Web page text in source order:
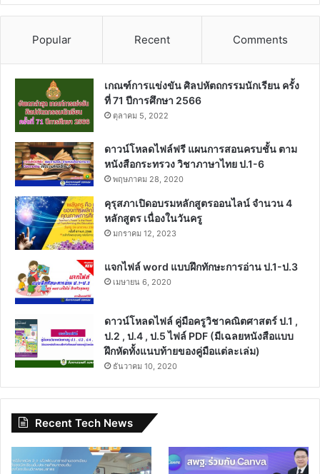
Popular Recent Comments
เกณฑ์การแข่งขัน ศิลปหัตถกรรมนักเรียน ครั้ง
ที่ 71 ปีการศึกษา 2566
ตุลาคม 5, 2022
ดาวน์โหลดไฟล์ฟรี แผนการสอนครบชั้น ตาม
หนังสือกระทรวง วิชาภาษาไทย ป.1-6
พฤษภาคม 28, 2020
คุรุสภาเปิดอบรมหลักสูตรออนไลน์ จำนวน 4
หลักสูตร เนื่องในวันครู
มกราคม 12, 2023
แจกไฟล์ word แบบฝึกทักษะการอ่าน ป.1-ป.3
เมษายน 6, 2020
ดาวน์โหลดไฟล์ คู่มือครูวิชาคณิตศาสตร์ ป.1 ,
ป.2 , ป.4 , ป.5 ไฟล์ PDF (มีเฉลยหนังสือแบบ
ฝึกหัดทั้งแนบท้ายของคู่มือแต่ละเล่ม)
ธันวาคม 10, 2020
Recent Tech News